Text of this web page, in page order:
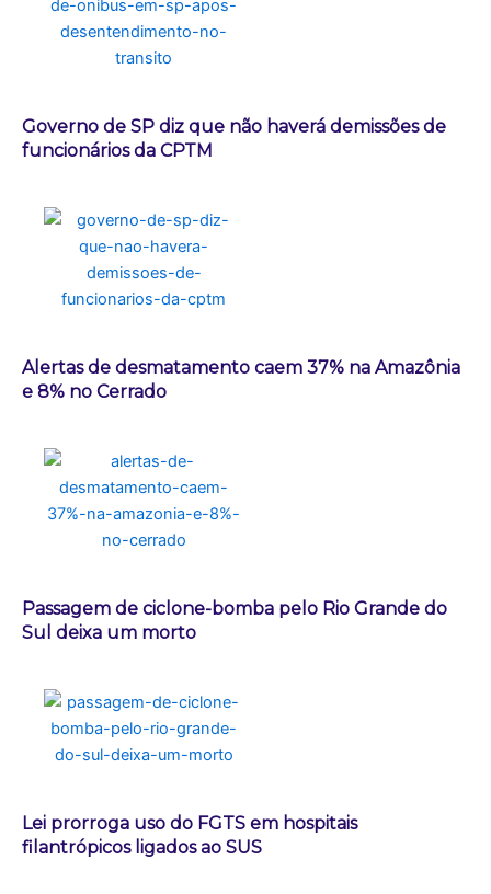
Governo de SP diz que não haverá demissões de
funcionários da CPTM
Alertas de desmatamento caem 37% na Amazônia
e 8% no Cerrado
Passagem de ciclone-bomba pelo Rio Grande do
Sul deixa um morto
Lei prorroga uso do FGTS em hospitais
filantrópicos ligados ao SUS